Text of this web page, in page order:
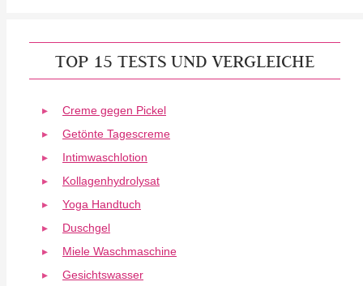
TOP 15 TESTS UND VERGLEICHE
Creme gegen Pickel
Getönte Tagescreme
Intimwaschlotion
Kollagenhydrolysat
Yoga Handtuch
Duschgel
Miele Waschmaschine
Gesichtswasser